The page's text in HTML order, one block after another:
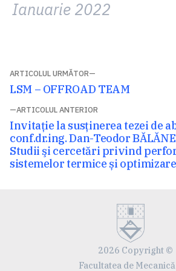
Ianuarie 2022
Navigare
în
articole
ARTICOLUL ANTERIOR
Articolul
anterior:
Invitație la susţinerea tezei de
conf.dr.ing. Dan-Teodor
Studii şi cercetări privind
sistemelor termice și
ARTICOLUL URMĂTOR
Articolul
LSM – OFFROAD TEAM
2026 Copyright ©
Facultatea de